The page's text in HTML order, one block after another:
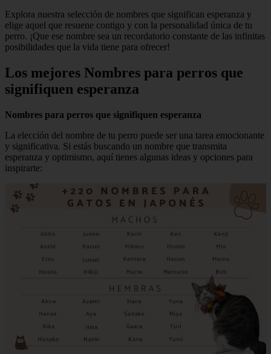
Explora nuestra selección de nombres que significan esperanza y
elige aquel que resuene contigo y con la personalidad única de tu
perro. ¡Que ese nombre sea un recordatorio constante de las infinitas
posibilidades que la vida tiene para ofrecer!
Los mejores Nombres para perros que
signifiquen esperanza
Nombres para perros que signifiquen esperanza
La elección del nombre de tu perro puede ser una tarea emocionante
y significativa. Si estás buscando un nombre que transmita
esperanza y optimismo, aquí tienes algunas ideas y opciones para
inspirarte: